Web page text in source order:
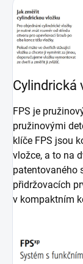
Cylindrická
FPS je
pružinovými
klíče FPS jsou
vložce, a to na
patentovaného
přidržovacích
v kompaktním